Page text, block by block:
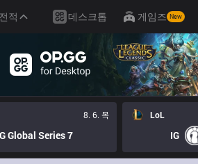
전적 데스크톱 게임즈 New
8. 6. 목
Global Series 7
LoL
IG